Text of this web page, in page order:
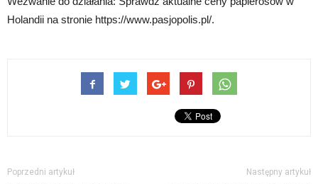
Holandii na stronie https://www.pasjopolis.pl/.
Poprzedni artykuł Następny artykuł